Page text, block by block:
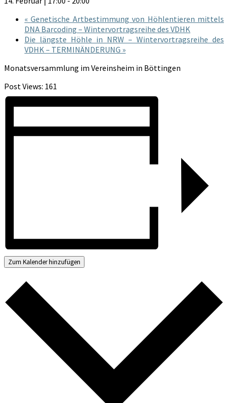
« Genetische Artbestimmung von Höhlentieren mittels
DNA Barcoding – Wintervortragsreihe des VDHK
Die längste Höhle in NRW – Wintervortragsreihe des
VDHK – TERMINÄNDERUNG »
Monatsversammlung im Vereinsheim in Böttingen
Post Views: 161
Zum Kalender hinzufügen